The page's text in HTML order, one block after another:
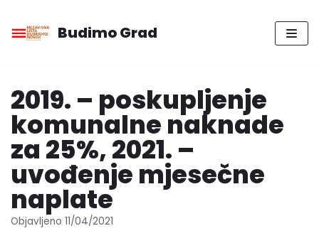
Skip
Budimo Grad
2019. – poskupljenje
komunalne naknade
za 25%, 2021. –
uvođenje mjesečne
naplate
Objavljeno 11/04/2021